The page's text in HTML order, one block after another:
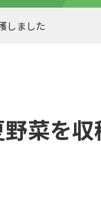
しました
野菜を